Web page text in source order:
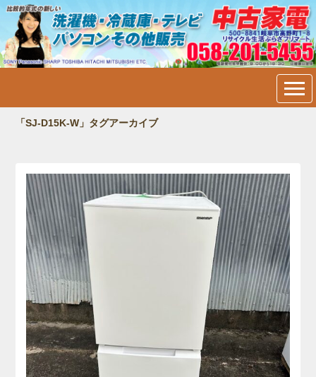
中古家電・洗濯機・冷蔵庫・
テレビ・パソコン販売＠岐阜
市内：フリマート
「SJ-D15K-W」タグアーカイブ